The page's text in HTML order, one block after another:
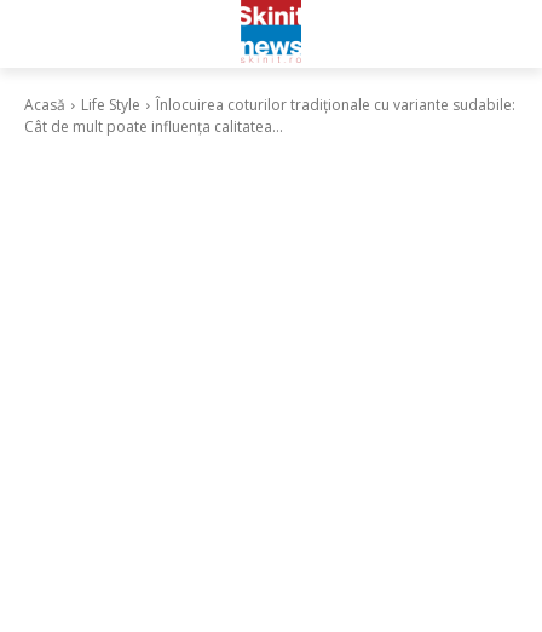
Acasă Life Style
Înlocuirea coturilor tradiționale cu variante sudabile:
Cât de mult poate influența calitatea...